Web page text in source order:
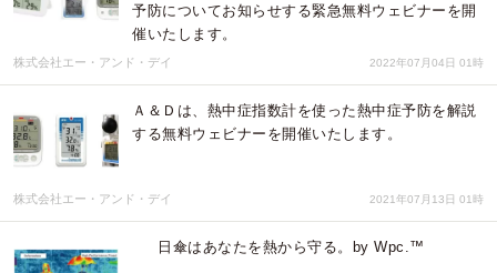
予防についてお知らせする緊急無料ウェビナーを開
催いたします。
株式会社エー・アンド・デイ 2022年07月04日 01時
Ａ＆Ｄは、熱中症指数計を使った熱中症予防を解説
する無料ウェビナーを開催いたします。
株式会社エー・アンド・デイ 2021年07月13日 01時
日傘はあなたを熱から守る。by Wpc.™